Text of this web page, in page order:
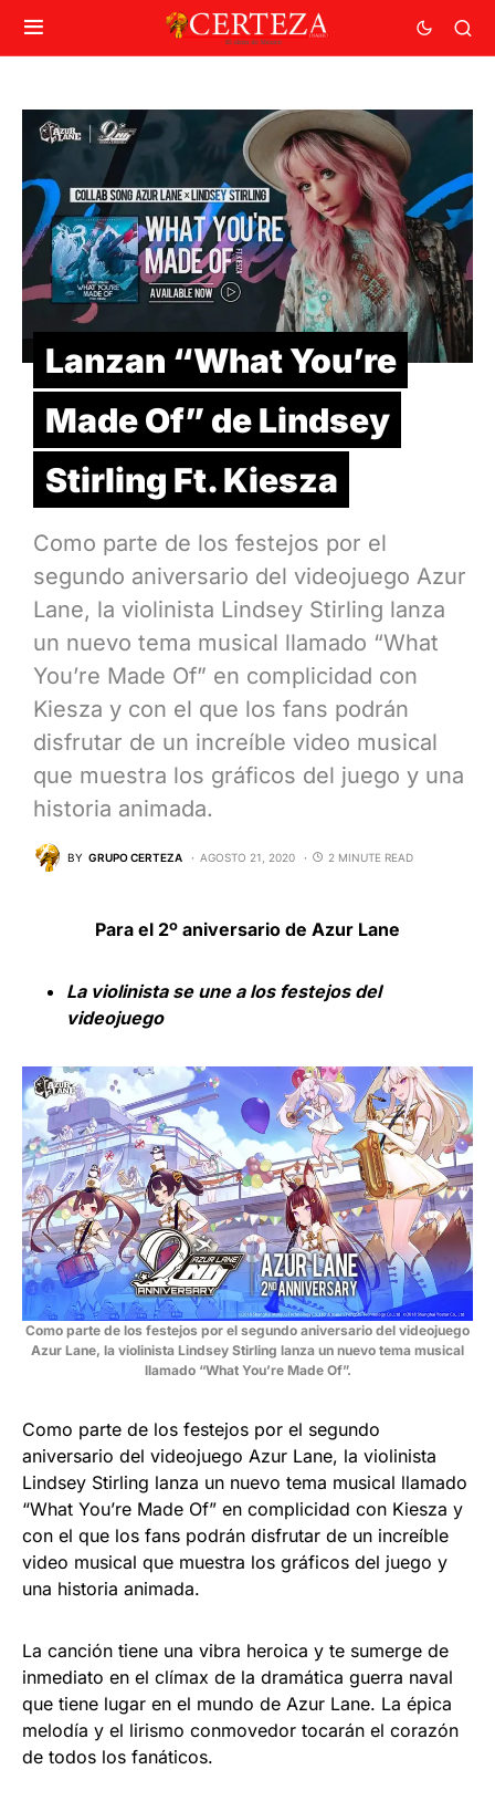
Lanzan “What You’re
Made Of” de Lindsey
Stirling Ft. Kiesza
Como parte de los festejos por el
segundo aniversario del videojuego Azur
Lane, la violinista Lindsey Stirling lanza
un nuevo tema musical llamado “What
You’re Made Of” en complicidad con
Kiesza y con el que los fans podrán
disfrutar de un increíble video musical
que muestra los gráficos del juego y una
historia animada.
BY GRUPO CERTEZA AGOSTO 21, 2020 2 MINUTE READ
Para el 2º aniversario de Azur Lane
La violinista se une a los festejos del
videojuego
Como parte de los festejos por el segundo aniversario del videojuego
Azur Lane, la violinista Lindsey Stirling lanza un nuevo tema musical
llamado “What You’re Made Of”.
Como parte de los festejos por el segundo
aniversario del videojuego Azur Lane, la violinista
Lindsey Stirling lanza un nuevo tema musical llamado
“What You’re Made Of” en complicidad con Kiesza y
con el que los fans podrán disfrutar de un increíble
video musical que muestra los gráficos del juego y
una historia animada.
La canción tiene una vibra heroica y te sumerge de
inmediato en el clímax de la dramática guerra naval
que tiene lugar en el mundo de Azur Lane. La épica
melodía y el lirismo conmovedor tocarán el corazón
de todos los fanáticos.